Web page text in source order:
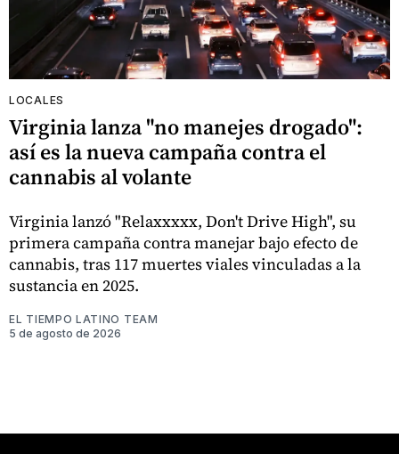
LOCALES
Virginia lanza "no manejes drogado":
así es la nueva campaña contra el
cannabis al volante
Virginia lanzó "Relaxxxxx, Don't Drive High", su
primera campaña contra manejar bajo efecto de
cannabis, tras 117 muertes viales vinculadas a la
sustancia en 2025.
EL TIEMPO LATINO TEAM
5 de agosto de 2026